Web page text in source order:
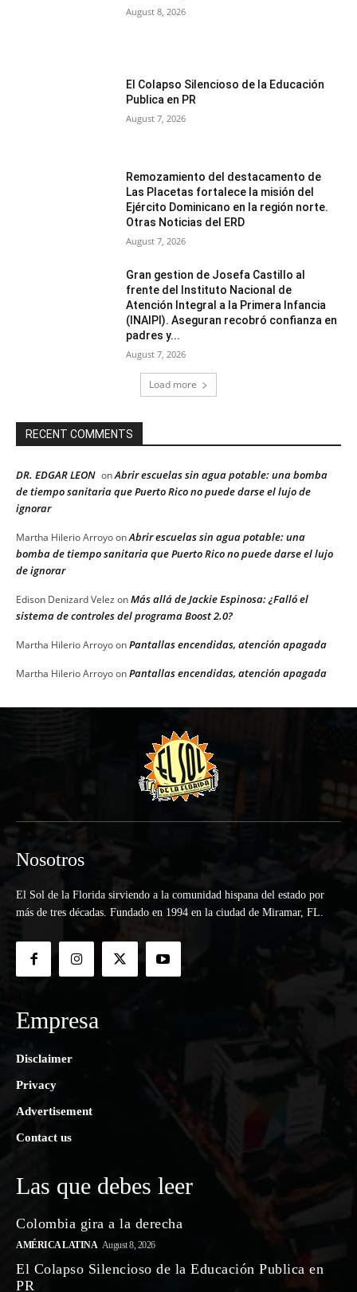
August 8, 2026
El Colapso Silencioso de la Educación
Publica en PR
August 7, 2026
Remozamiento del destacamento de
Las Placetas fortalece la misión del
Ejército Dominicano en la región norte.
Otras Noticias del ERD
August 7, 2026
Gran gestion de Josefa Castillo al
frente del Instituto Nacional de
Atención Integral a la Primera Infancia
(INAIPI). Aseguran recobró confianza en
padres y...
August 7, 2026
Load more
RECENT COMMENTS
DR. EDGAR LEON onAbrir escuelas sin agua potable: una bomba
de tiempo sanitaria que Puerto Rico no puede darse el lujo de
ignorar
Martha Hilerio ArroyoonAbrir escuelas sin agua potable: una
bomba de tiempo sanitaria que Puerto Rico no puede darse el lujo
de ignorar
Edison Denizard Velez onMás allá de Jackie Espinosa: ¿Falló el
sistema de controles del programa Boost 2.0?
Martha Hilerio ArroyoonPantallas encendidas, atención apagada
Martha Hilerio ArroyoonPantallas encendidas, atención apagada
Nosotros
El Sol de la Florida sirviendo a la comunidad hispana del estado por
más de tres décadas. Fundado en 1994 en la ciudad de Miramar, FL.
Empresa
Disclaimer
Privacy
Advertisement
Contact us
Las que debes leer
Colombia gira a la derecha
AMÉRICA LATINA August 8, 2026
El Colapso Silencioso de la Educación Publica en
PR